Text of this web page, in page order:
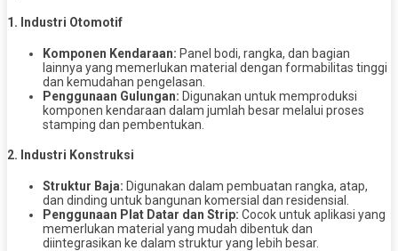
1. Industri Otomotif
Komponen Kendaraan: Panel bodi, rangka, dan bagian
lainnya yang memerlukan material dengan formabilitas tinggi
dan kemudahan pengelasan.
Penggunaan Gulungan: Digunakan untuk memproduksi
komponen kendaraan dalam jumlah besar melalui proses
stamping dan pembentukan.
2. Industri Konstruksi
Struktur Baja: Digunakan dalam pembuatan rangka, atap,
dan dinding untuk bangunan komersial dan residensial.
Penggunaan Plat Datar dan Strip: Cocok untuk aplikasi yang
memerlukan material yang mudah dibentuk dan
diintegrasikan ke dalam struktur yang lebih besar.